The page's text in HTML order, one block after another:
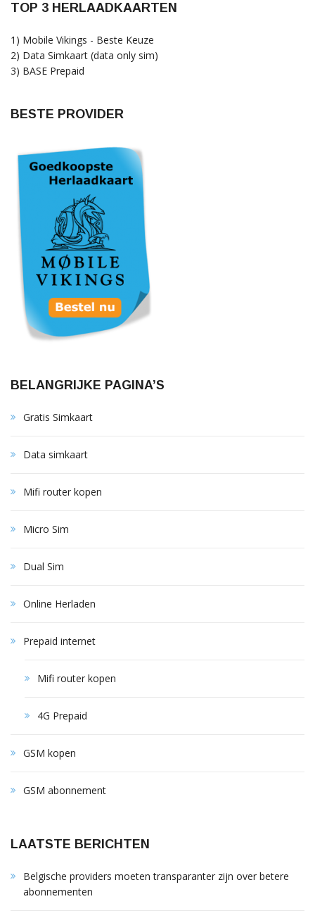
TOP 3 HERLAADKAARTEN
1) Mobile Vikings - Beste Keuze
2) Data Simkaart (data only sim)
3) BASE Prepaid
BESTE PROVIDER
BELANGRIJKE PAGINA’S
Gratis Simkaart
Data simkaart
Mifi router kopen
Micro Sim
Dual Sim
Online Herladen
Prepaid internet
Mifi router kopen
4G Prepaid
GSM kopen
GSM abonnement
LAATSTE BERICHTEN
Belgische providers moeten transparanter zijn over betere
abonnementen